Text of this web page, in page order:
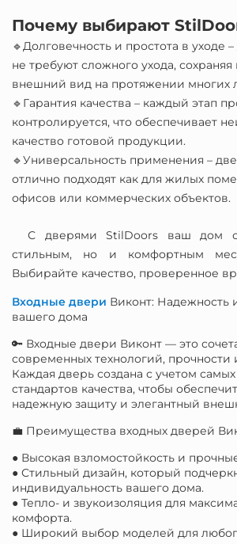
Почему выбирают
🔹Долговечность и простота в уходе
не требуют сложного ухода,
внешний вид на протяжении многих
🔹Гарантия качества – каждый этап
контролируется, что обеспечивает
качество готовой продукции.
🔹Универсальность применения –
отлично подходят как для жилых
офисов или коммерческих объектов.
С дверями StilDoors ваш дом
стильным, но и комфортным
Выбирайте качество, проверенное
Входные двери Виконт: Надежность
вашего дома
🔑 Входные двери Виконт — это
современных технологий, прочности
Каждая дверь создана с учетом
стандартов качества, чтобы
надежную защиту и элегантный
💼 Преимущества входных дверей
● Высокая взломостойкость и
● Стильный дизайн, который
индивидуальность вашего дома.
● Тепло- и звукоизоляция для
комфорта.
● Широкий выбор моделей для